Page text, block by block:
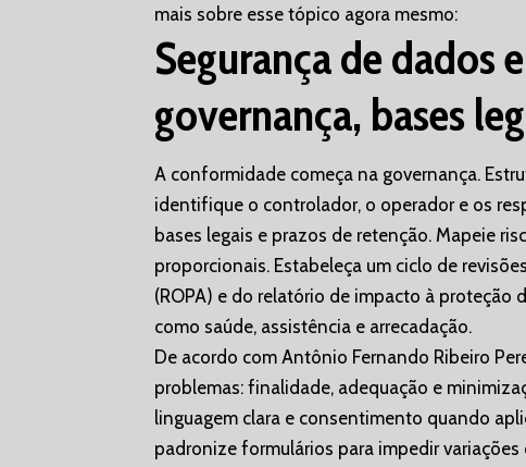
mais sobre esse tópico agora mesmo:
Segurança de dados
governança, bases
A conformidade começa na governança.
identifique o controlador, o operador e os
bases legais e prazos de retenção. Mapeie
proporcionais. Estabeleça um ciclo de
(ROPA) e do relatório de impacto à proteção
como saúde, assistência e arrecadação.
De acordo com Antônio Fernando Ribeiro
problemas: finalidade, adequação e
linguagem clara e consentimento quando
padronize formulários para impedir